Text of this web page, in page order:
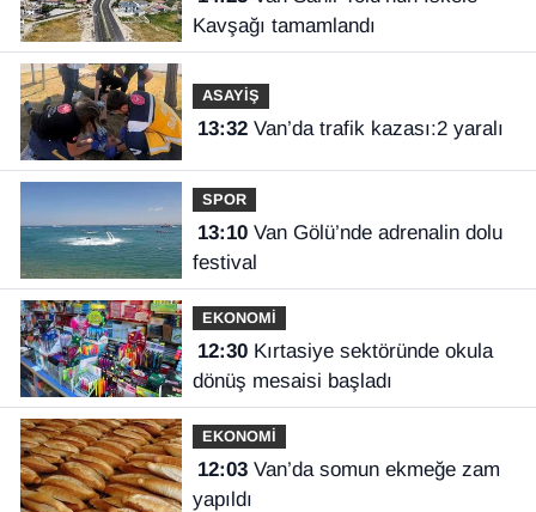
Kavşağı tamamlandı
ASAYİŞ
13:32 Van’da trafik kazası:2 yaralı
SPOR
13:10Van Gölü’nde adrenalin dolu
festival
EKONOMİ
12:30Kırtasiye sektöründe okula
dönüş mesaisi başladı
EKONOMİ
12:03Van’da somun ekmeğe zam
yapıldı